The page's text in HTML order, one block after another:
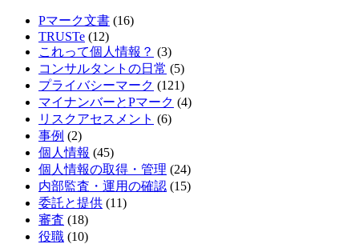
Pマーク文書 (16)
TRUSTe (12)
これって個人情報？ (3)
コンサルタントの日常 (5)
プライバシーマーク (121)
マイナンバーとPマーク (4)
リスクアセスメント (6)
事例 (2)
個人情報 (45)
個人情報の取得・管理 (24)
内部監査・運用の確認 (15)
委託と提供 (11)
審査 (18)
役職 (10)